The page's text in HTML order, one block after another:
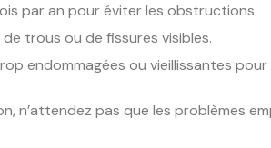
par an pour éviter les obstructions.
trous ou de fissures visibles.
endommagées ou vieillissantes
n’attendez pas que les problèmes